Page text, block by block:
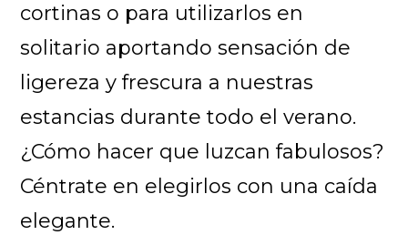
cortinas o para utilizarlos en
solitario aportando sensación de
ligereza y frescura a nuestras
estancias durante todo el verano.
¿Cómo hacer que luzcan fabulosos?
Céntrate en elegirlos con una caída
elegante.